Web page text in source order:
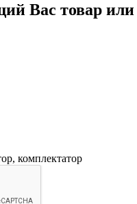
Вас товар
комплектатор